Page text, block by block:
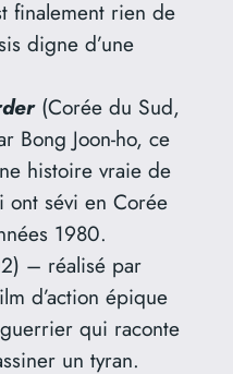
finalement rien de
digne d’une
(Corée du Sud,
Bong Joon-ho, ce
histoire vraie de
sévi en Corée
1980.
– réalisé par
d’action épique
qui raconte
un tyran.